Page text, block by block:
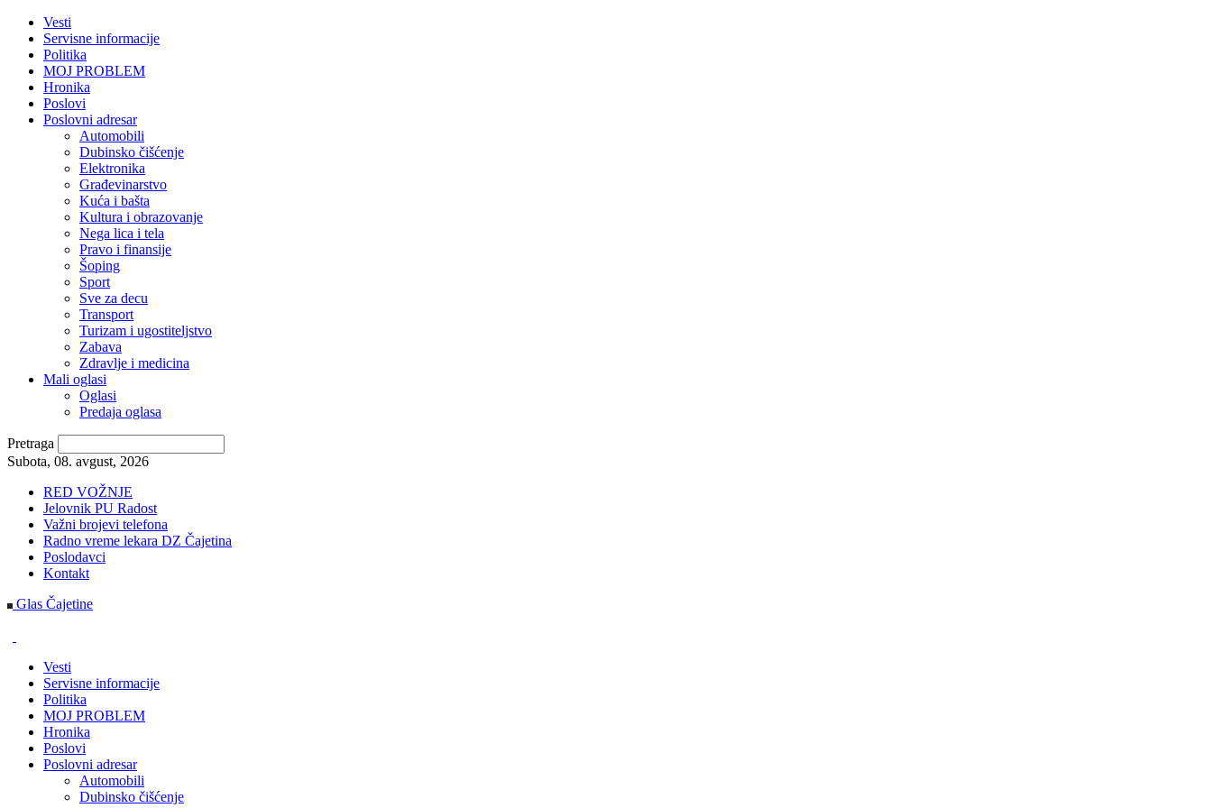
Vesti
Servisne informacije
Politika
MOJ PROBLEM
Hronika
Poslovi
Poslovni adresar
Automobili
Dubinsko čišćenje
Elektronika
Građevinarstvo
Kuća i bašta
Kultura i obrazovanje
Nega lica i tela
Pravo i finansije
Šoping
Sport
Sve za decu
Transport
Turizam i ugostiteljstvo
Zabava
Zdravlje i medicina
Mali oglasi
Oglasi
Predaja oglasa
Pretraga
Subota, 08. avgust, 2026
RED VOŽNJE
Jelovnik PU Radost
Važni brojevi telefona
Radno vreme lekara DZ Čajetina
Poslodavci
Kontakt
Glas Čajetine
Vesti
Servisne informacije
Politika
MOJ PROBLEM
Hronika
Poslovi
Poslovni adresar
Automobili
Dubinsko čišćenje